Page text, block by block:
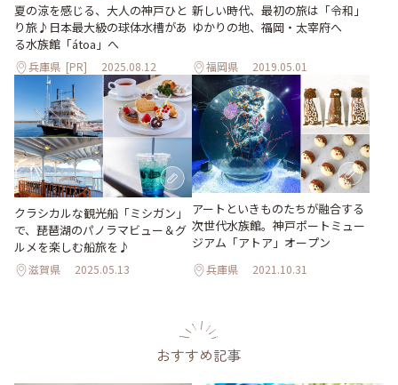
夏の涼を感じる、大人の神戸ひと
り旅♪日本最大級の球体水槽があ
る水族館「átoa」へ
兵庫県 [PR] 2025.08.12
新しい時代、最初の旅は「令和」
ゆかりの地、福岡・太宰府へ
福岡県 2019.05.01
クラシカルな観光船「ミシガン」
で、琵琶湖のパノラマビュー＆グ
ルメを楽しむ船旅を♪
滋賀県 2025.05.13
アートといきものたちが融合する
次世代水族館。神戸ポートミュー
ジアム「アトア」オープン
兵庫県 2021.10.31
おすすめ記事